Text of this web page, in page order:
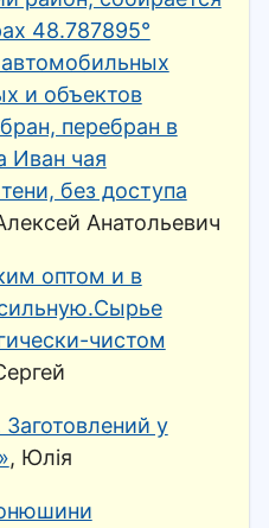
48.787895°
автомобильных
и объектов
перебран в
Иван чая
без доступа
Анатольевич
оптом и в
чистом
Заготовлений у
, Юлія